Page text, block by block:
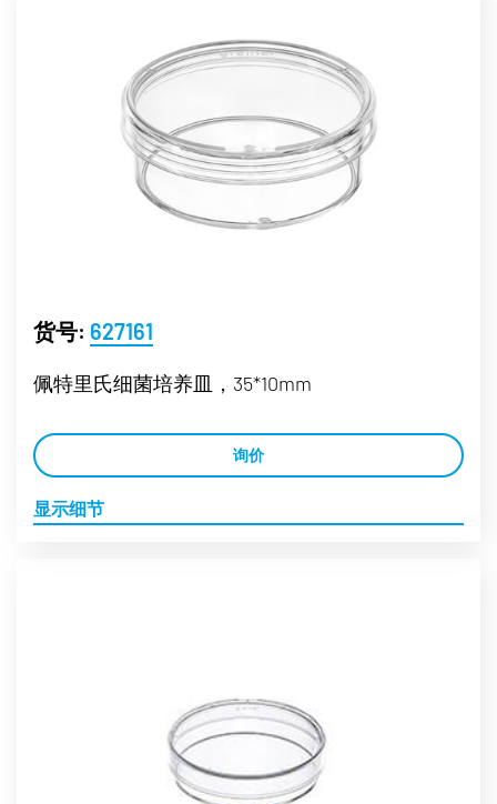
货号: 627161
佩特里氏细菌培养皿，35*10mm
询价
显示细节